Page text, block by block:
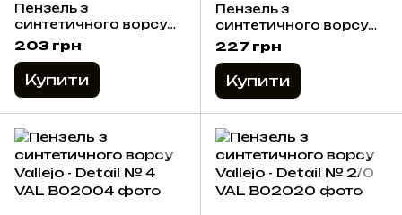
Пензель з
синтетичного ворсу
Vallejo - Detail № 2
203 грн
Купити
Пензель з
синтетичного ворсу
Vallejo - Detail № 3
227 грн
Купити